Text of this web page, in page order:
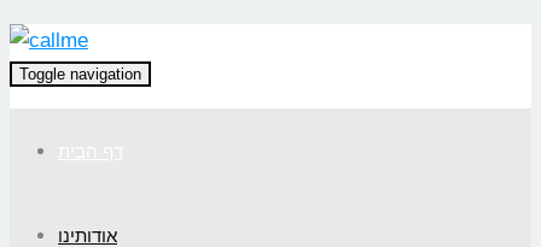
Toggle navigation
אודותינו